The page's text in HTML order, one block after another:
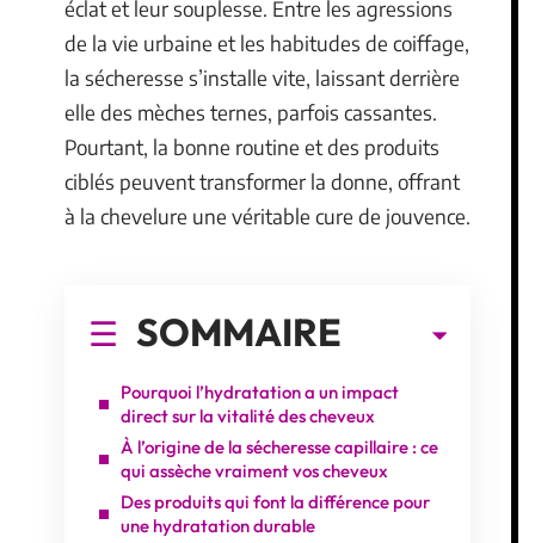
éclat et leur souplesse. Entre les agressions
de la vie urbaine et les habitudes de coiffage,
la sécheresse s’installe vite, laissant derrière
elle des mèches ternes, parfois cassantes.
Pourtant, la bonne routine et des produits
ciblés peuvent transformer la donne, offrant
à la chevelure une véritable cure de jouvence.
SOMMAIRE
Pourquoi l’hydratation a un impact
direct sur la vitalité des cheveux
À l’origine de la sécheresse capillaire : ce
qui assèche vraiment vos cheveux
Des produits qui font la différence pour
une hydratation durable